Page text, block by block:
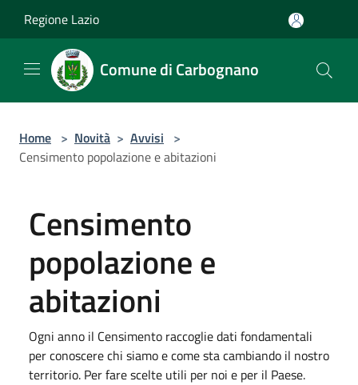
Regione Lazio
Comune di Carbognano
Home > Novità > Avvisi >
Censimento popolazione e abitazioni
Censimento
popolazione e
abitazioni
Ogni anno il Censimento raccoglie dati fondamentali
per conoscere chi siamo e come sta cambiando il nostro
territorio. Per fare scelte utili per noi e per il Paese.